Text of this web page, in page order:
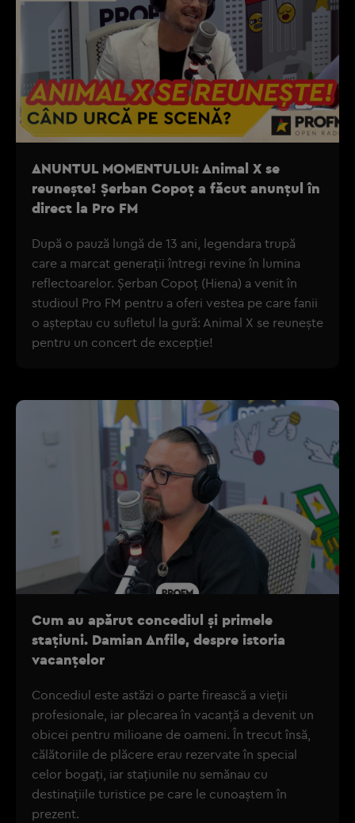
ANUNTUL MOMENTULUI: Animal X se
reunește! Șerban Copoț a făcut anunțul în
direct la Pro FM
După o pauză lungă de 13 ani, legendara trupă
care a marcat generații întregi revine în lumina
reflectoarelor. Șerban Copoț (Hiena) a venit în
studioul Pro FM pentru a oferi vestea pe care fanii
o așteptau cu sufletul la gură: Animal X se reunește
pentru un concert de excepție!
Cum au apărut concediul și primele
stațiuni. Damian Anfile, despre istoria
vacanțelor
Concediul este astăzi o parte firească a vieții
profesionale, iar plecarea în vacanță a devenit un
obicei pentru milioane de oameni. În trecut însă,
călătoriile de plăcere erau rezervate în special
celor bogați, iar stațiunile nu semănau cu
destinațiile turistice pe care le cunoaștem în
prezent.